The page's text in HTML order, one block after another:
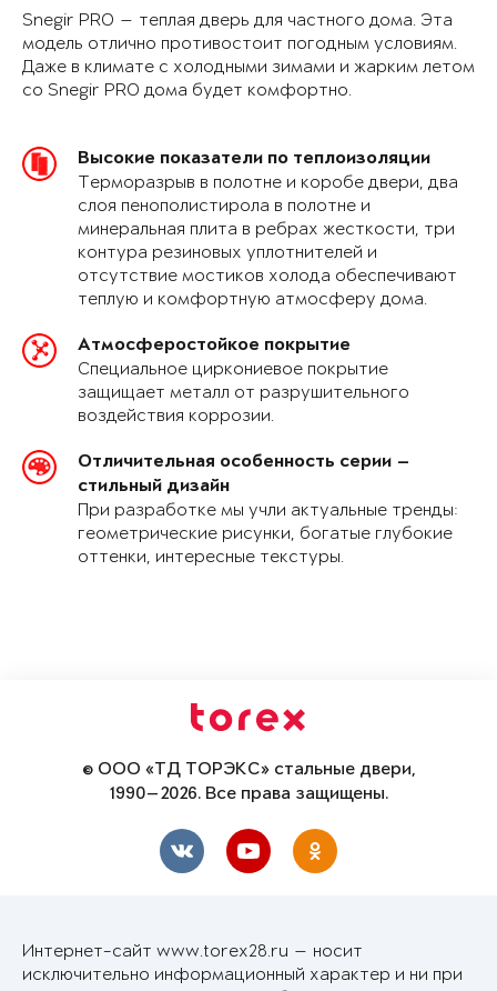
Snegir PRO — теплая дверь для частного дома. Эта
модель отлично противостоит погодным условиям.
Даже в климате с холодными зимами и жарким летом
со Snegir PRO дома будет комфортно.
Высокие показатели по теплоизоляции
Терморазрыв в полотне и коробе двери, два
слоя пенополистирола в полотне и
минеральная плита в ребрах жесткости, три
контура резиновых уплотнителей и
отсутствие мостиков холода обеспечивают
теплую и комфортную атмосферу дома.
Атмосферостойкое покрытие
Специальное циркониевое покрытие
защищает металл от разрушительного
воздействия коррозии.
Отличительная особенность серии —
стильный дизайн
При разработке мы учли актуальные тренды:
геометрические рисунки, богатые глубокие
оттенки, интересные текстуры.
© ООО «ТД ТОРЭКС» стальные двери,
1990—2026. Все права защищены.
Интернет-сайт www.torex28.ru — носит
исключительно информационный характер и ни при